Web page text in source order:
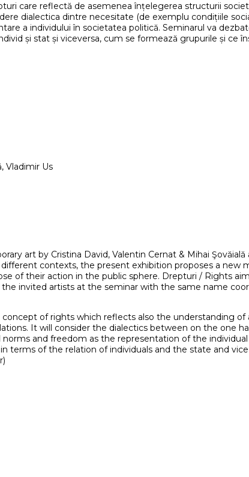
care reflectă de asemenea înțelegerea structurii
dialectica dintre necesitate (de exemplu condițiile
a individului în societatea politică. Seminarul va
și stat și viceversa, cum se formează grupurile și ce
Vladimir Us
art by Cristina David, Valentin Cernat & Mihai
contexts, the present exhibition proposes a
of their action in the public sphere. Drepturi / Rights
invited artists at the seminar with the same name
of rights which reflects also the understanding of
It will consider the dialectics between on the one
and freedom as the representation of the
terms of the relation of individuals and the state and